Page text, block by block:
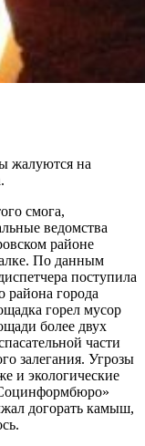
жалуются на
смога,
ведомства
районе
По данным
поступила
города
горел мусор
более двух
части
залегания. Угрозы
и экологические
догорать камыш,